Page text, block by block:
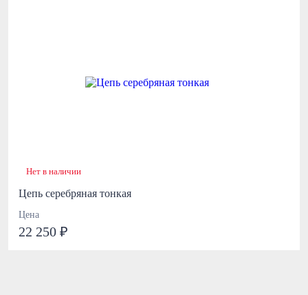
Нет в наличии
Цепь серебряная тонкая
Цена
22 250 ₽